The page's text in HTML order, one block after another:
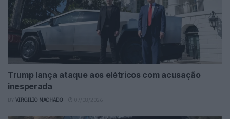
Trump lança ataque aos elétricos com acusação
inesperada
VIRGILIO MACHADO